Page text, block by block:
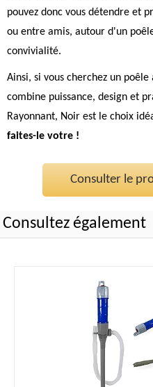
pouvez donc vous détendre et
ou entre amis, autour d'un
convivialité.
Ainsi, si vous cherchez un
combine puissance, design et
Rayonnant, Noir est le choix
faites-le votre !
Consulter le
Consultez également